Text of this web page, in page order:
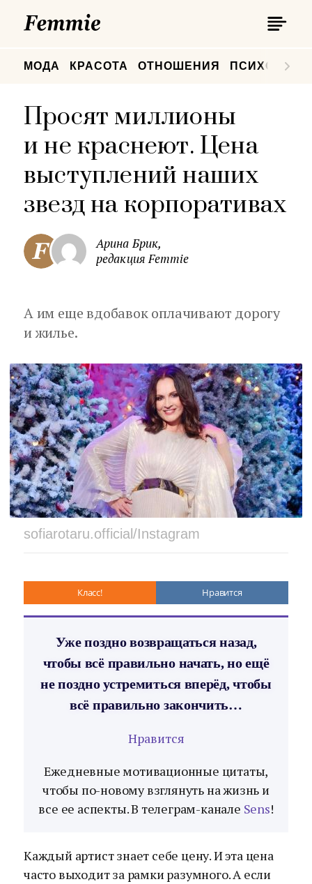
МОДА КРАСОТА ОТНОШЕНИЯ
Просят миллионы
и не краснеют. Цена
выступлений наших
звезд на корпоративах
Арина Брик,
редакция Femmie
А им еще вдобавок оплачивают дорогу
и жилье.
sofiarotaru.official/Instagram
Класс! Нравится
Уже поздно возвращаться назад,
чтобы всё правильно начать, но ещё
не поздно устремиться вперёд, чтобы
всё правильно закончить…
Нравится
Ежедневные мотивационные цитаты,
чтобы по-новому взглянуть на жизнь и
все ее аспекты. В телеграм-канале Sens!
Каждый артист знает себе цену. И эта цена
часто выходит за рамки разумного. А если